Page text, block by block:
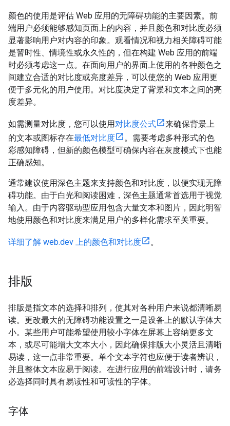
颜色的使用是评估 Web 应用的无障碍功能的主要因素。前
端用户必须能够感知页面上的内容，并且颜色和对比度必须
显著影响用户对内容的印象。观看情况和视力相关障碍可能
是暂时性、情境性或永久性的，但在构建 Web 应用的前端
时必须考虑这一点。在面向用户的界面上使用的各种颜色之
间建立合适的对比度或亮度差异，可以使您的 Web 应用更
便于多元化的用户使用。对比度决定了背景和文本之间的亮
度差异。
如需测量对比度，您可以使用对比度公式
来确保背景上
的文本或图标存在最低对比度
。需要考虑多种形式的色
彩感知障碍，但新的颜色模型可确保内容在灰度模式下也能
正确感知。
通常建议使用深色主题来支持颜色和对比度，以便实现无障
碍功能。由于白光和阅读困难，深色主题通常首选用于视觉
输入。由于内容驱动型应用包含大量文本和图片，因此明智
地使用颜色和对比度来满足用户的多样化需求至关重要。
详细了解 web.dev 上的颜色和对比度 。
排版
排版是指文本的选择和排列，使其对各种用户来说都清晰易
读。更改最大的无障碍功能设置之一是设备上的默认字体大
小。某些用户可能希望使用较小字体在屏幕上容纳更多文
本，或尽可能增大文本大小，因此确保排版大小灵活且清晰
易读，这一点非常重要。单个文本字符也应便于读者辨识，
并且整体文本应易于阅读。在进行应用的前端设计时，请务
必选择同时具有易读性和可读性的字体。
字体